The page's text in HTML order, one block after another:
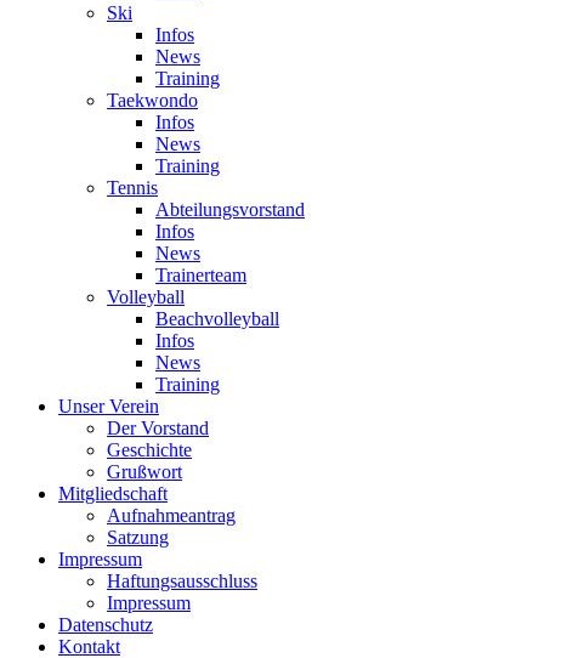
Ski
Infos
News
Training
Taekwondo
Infos
News
Training
Tennis
Abteilungsvorstand
Infos
News
Trainerteam
Volleyball
Beachvolleyball
Infos
News
Training
Unser Verein
Der Vorstand
Geschichte
Grußwort
Mitgliedschaft
Aufnahmeantrag
Satzung
Impressum
Haftungsausschluss
Impressum
Datenschutz
Kontakt